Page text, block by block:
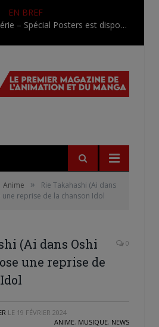
EN BREF
L’AnimeLand Hors-Série – Spécial Posters est disponible !
Anime »
Rie Takahashi (Ai dans
reprise de la chanson Idol
(Ai dans Oshi
une reprise de
0
LE 19 FÉVRIER 2024
ANIME, MUSIQUE, NEWS